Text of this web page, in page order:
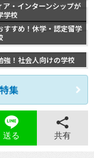
ア・インターンシップが
学校
すすめ！休学・認定留学
強！社会人向けの学校
集
送る 共有